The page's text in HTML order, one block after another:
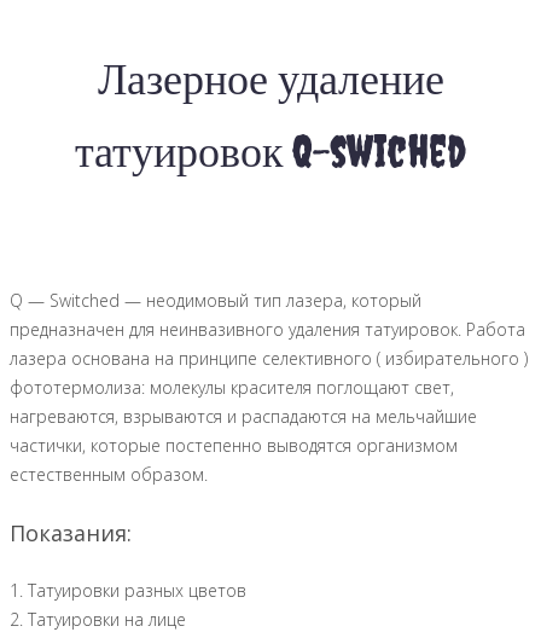
Лазерное удаление
татуировок Q-swiched
Q — Switched — неодимовый тип лазера, который
предназначен для неинвазивного удаления татуировок. Работа
лазера основана на принципе селективного ( избирательного )
фототермолиза: молекулы красителя поглощают свет,
нагреваются, взрываются и распадаются на мельчайшие
частички, которые постепенно выводятся организмом
естественным образом.
Показания:
1. Татуировки разных цветов
2. Татуировки на лице